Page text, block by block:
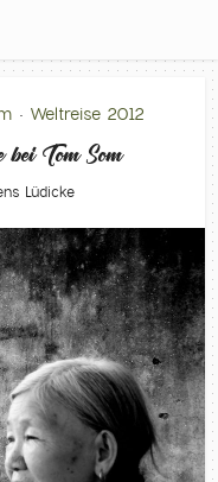
• Weltreise 2012
Tom Som
Lüdicke